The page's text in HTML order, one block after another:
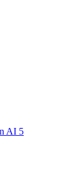
AI 5